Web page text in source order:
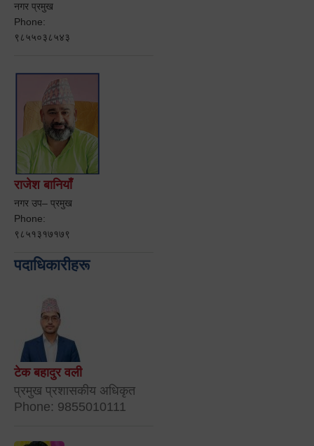
नगर प्रमुख
Phone:
९८५५०३८५४३
राजेश बानियाँ
नगर उप– प्रमुख
Phone:
९८५१३१७१७९
पदाधिकारीहरू
टेक बहादुर वली
प्रमुख प्रशासकीय अधिकृत
Phone: 9855010111